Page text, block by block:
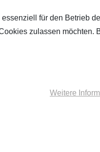
für den Betrieb
zulassen
Weitere